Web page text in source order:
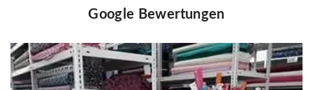
Google Bewertungen